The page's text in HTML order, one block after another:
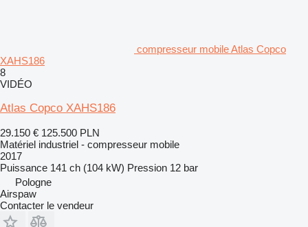
compresseur mobile Atlas Copco
XAHS186
8
VIDÉO
Atlas Copco XAHS186
29.150 € 125.500 PLN
Matériel industriel - compresseur mobile
2017
Puissance 141 ch (104 kW) Pression 12 bar
Pologne
Airspaw
Contacter le vendeur